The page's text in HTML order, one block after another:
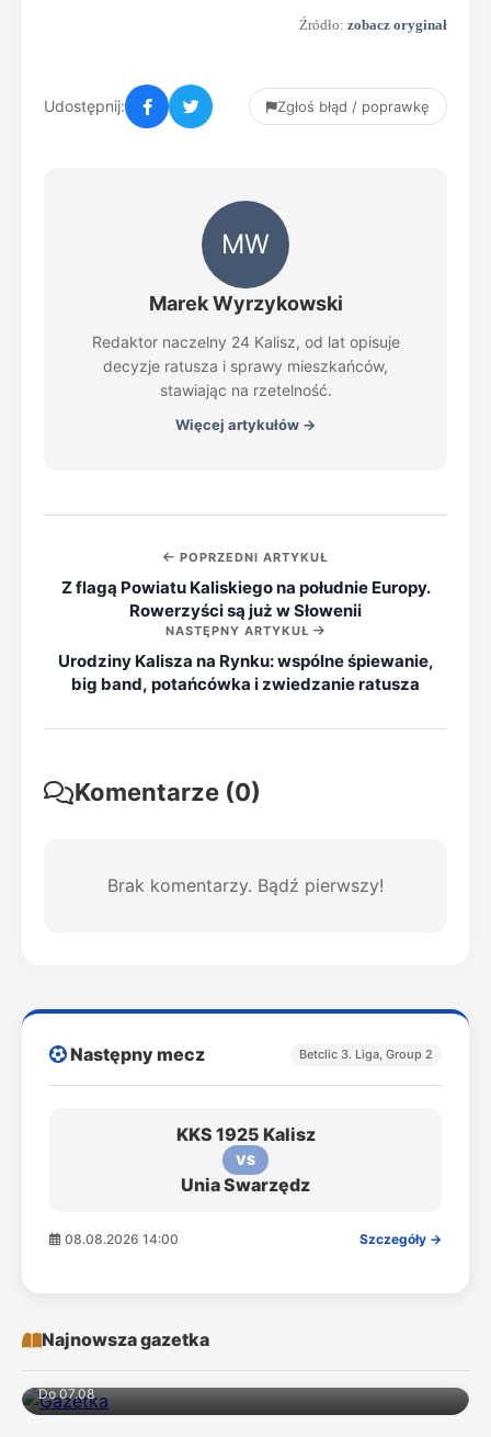
Źródło: zobacz oryginał
Udostępnij: Zgłoś błąd / poprawkę
MW
Marek Wyrzykowski
Redaktor naczelny 24 Kalisz, od lat opisuje
decyzje ratusza i sprawy mieszkańców,
stawiając na rzetelność.
Więcej artykułów →
POPRZEDNI ARTYKUŁ
Z flagą Powiatu Kaliskiego na południe Europy.
Rowerzyści są już w Słowenii
NASTĘPNY ARTYKUŁ
Urodziny Kalisza na Rynku: wspólne śpiewanie,
big band, potańcówka i zwiedzanie ratusza
Komentarze (0)
Brak komentarzy. Bądź pierwszy!
Następny mecz Betclic 3. Liga, Group 2
KKS 1925 Kalisz
VS
Unia Swarzędz
08.08.2026 14:00 Szczegóły →
Najnowsza gazetka
Do 07.08